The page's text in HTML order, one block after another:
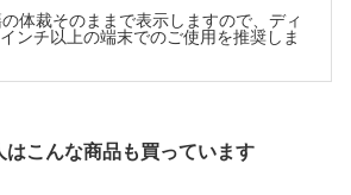
邉 嶺，本間義崇）
がん光免疫療法（頭頸部アルミノックス®治
生健一）
（古川竜也）
性疾患 （大月直樹）
小町太郎，後藤 穣）
炎 （坂下雅文）
体裁そのままで表示しますので、ディ
ンチ以上の端末でのご使用を推奨しま
はこんな商品も買っています